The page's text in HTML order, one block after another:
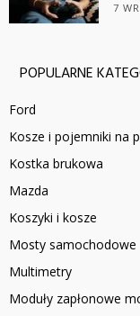
7
POPULARNE
Ford
Kosze i pojemniki na
Kostka brukowa
Mazda
Koszyki i kosze
Mosty samochodowe
Multimetry
Moduły zapłonowe